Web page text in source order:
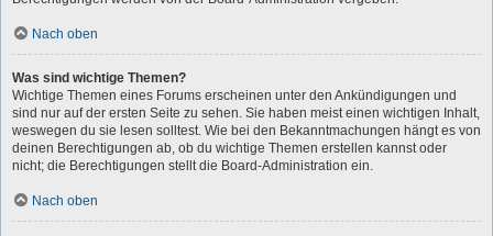
Nach oben
Was sind wichtige Themen?
Wichtige Themen eines Forums erscheinen unter den Ankündigungen und
sind nur auf der ersten Seite zu sehen. Sie haben meist einen wichtigen Inhalt,
weswegen du sie lesen solltest. Wie bei den Bekanntmachungen hängt es von
deinen Berechtigungen ab, ob du wichtige Themen erstellen kannst oder
nicht; die Berechtigungen stellt die Board-Administration ein.
Nach oben